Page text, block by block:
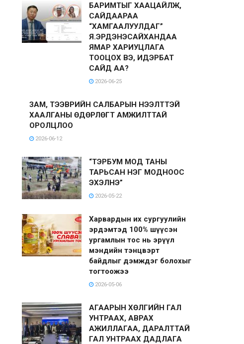
БАРИМТЫГ ХААЦАЙЛЖ,
САЙДААРАА
“ХАМГААЛУУЛДАГ”
Я.ЭРДЭНЭСАЙХАНДАА
ЯМАР ХАРИУЦЛАГА
ТООЦОХ ВЭ, ИДЭРБАТ
САЙД АА?
2026-06-25
ЗАМ, ТЭЭВРИЙН САЛБАРЫН НЭЭЛТТЭЙ
ХААЛГАНЫ ӨДӨРЛӨГТ АМЖИЛТТАЙ
ОРОЛЦЛОО
2026-06-12
“ТЭРБУМ МОД ТАНЫ
ТАРЬСАН НЭГ МОДНООС
ЭХЭЛНЭ”
2026-05-22
Харвардын их сургуулийн
эрдэмтэд 100% шүүсэн
ургамлын тос нь эрүүл
мэндийн тэнцвэрт
байдлыг дэмждэг болохыг
тогтоожээ
2026-05-06
АГААРЫН ХӨЛГИЙН ГАЛ
УНТРААХ, АВРАХ
АЖИЛЛАГАА, ДАРАЛТТАЙ
ГАЛ УНТРААХ ДАДЛАГА